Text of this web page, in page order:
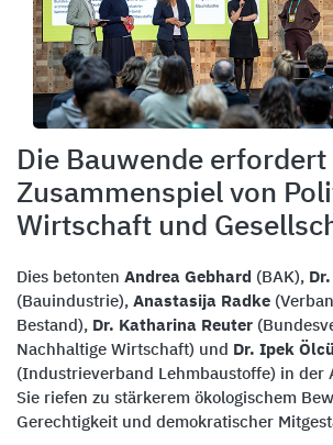
Die Bauwende erfordert
Zusammenspiel von
Wirtschaft und
Dies betonten Andrea Gebhard (BAK),
(Bauindustrie), Anastasija Radke
Bestand), Dr. Katharina Reuter
Nachhaltige Wirtschaft) und
Dr. Ipek
(Industrieverband Lehmbaustoffe) in der
Sie riefen zu stärkerem ökologischem
Gerechtigkeit und demokratischer